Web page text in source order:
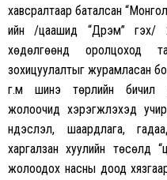
хавсралтаар баталсан
ийн /цаашид “Дүрэм” гэх/
хөдөлгөөнд оролцоход
зохицуулалтыг журамласан
г.м шинэ төрлийн бичил
жолоочид хэрэгжүүлэхэд
үндэслэл, шаардлага,
харгалзан хуулийн төсөлд
жолоодох насны доод